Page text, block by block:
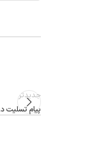
جدیدتر
پیام تسلیت